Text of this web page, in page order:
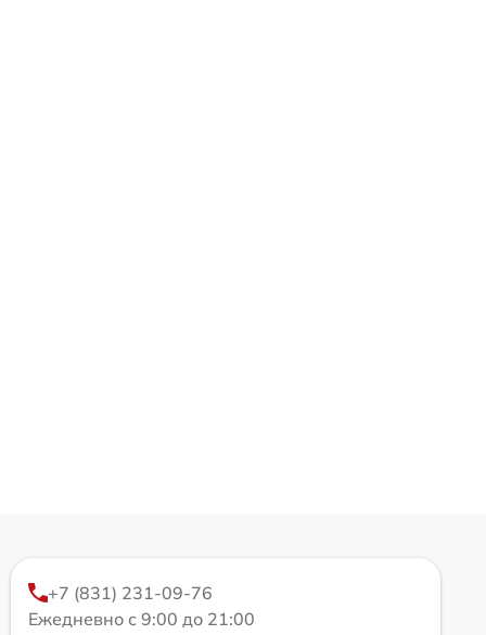
+7 (831) 231-09-76
Ежедневно с 9:00 до 21:00